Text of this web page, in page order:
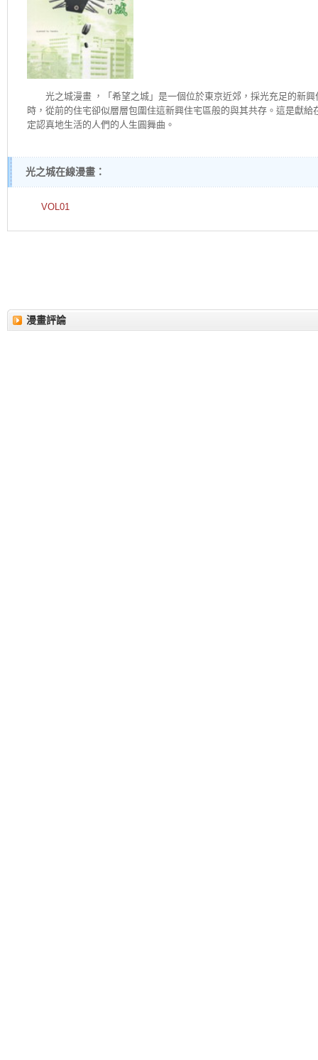
光之城漫畫 ，「希望之城」是一個位於東京近郊，採光充足的
時，從前的住宅卻似層層包圍住這新興住宅區般的與其共存。這是獻
定認真地生活的人們的人生圓舞曲。
光之城在線漫畫：
VOL01
漫畫評論